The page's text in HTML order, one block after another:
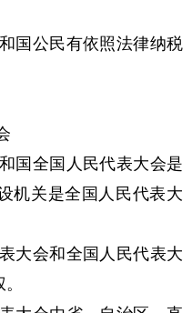
公民有依照法律纳税
全国人民代表大会是
机关是全国人民代表大
会和全国人民代表大